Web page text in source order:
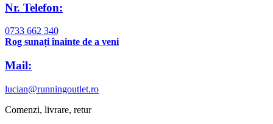
Nr. Telefon:
0733 662 340
Rog sunați înainte de a veni
Mail:
lucian@runningoutlet.ro
Comenzi, livrare, retur